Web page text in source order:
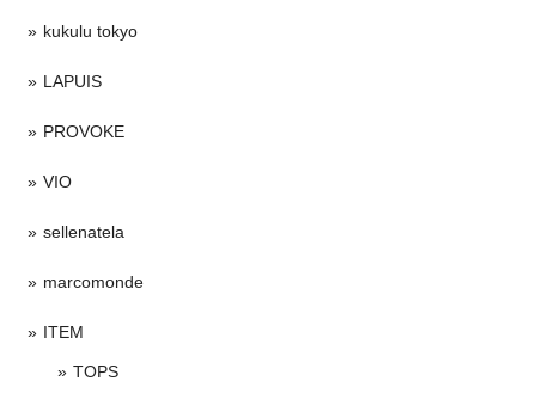
kukulu tokyo
LAPUIS
PROVOKE
VIO
sellenatela
marcomonde
ITEM
TOPS